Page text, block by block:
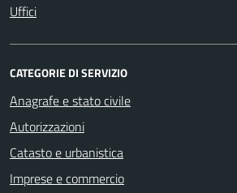
Uffici
CATEGORIE DI SERVIZIO
Anagrafe e stato civile
Autorizzazioni
Catasto e urbanistica
Imprese e commercio